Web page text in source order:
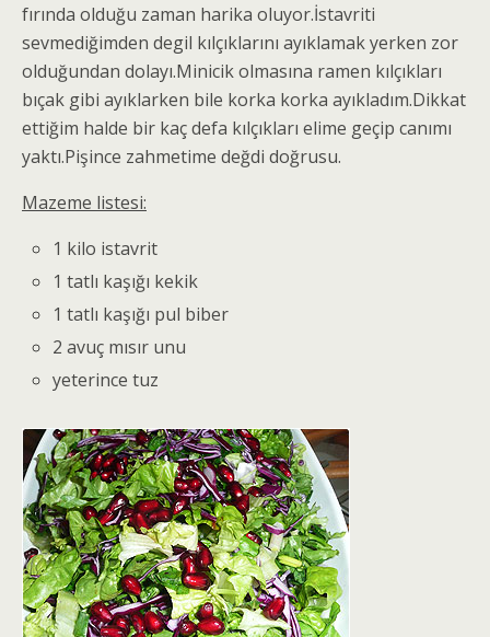
fırında olduğu zaman harika oluyor.İstavriti
sevmediğimden degil kılçıklarını ayıklamak yerken zor
olduğundan dolayı.Minicik olmasına ramen kılçıkları
bıçak gibi ayıklarken bile korka korka ayıkladım.Dikkat
ettiğim halde bir kaç defa kılçıkları elime geçip canımı
yaktı.Pişince zahmetime değdi doğrusu.
Mazeme listesi:
1 kilo istavrit
1 tatlı kaşığı kekik
1 tatlı kaşığı pul biber
2 avuç mısır unu
yeterince tuz